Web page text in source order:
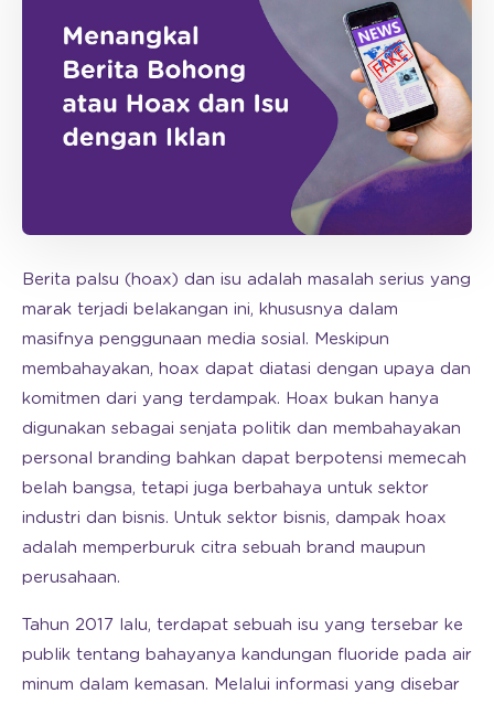
Berita palsu (hoax) dan isu adalah masalah serius yang
marak terjadi belakangan ini, khususnya dalam
masifnya penggunaan media sosial. Meskipun
membahayakan, hoax dapat diatasi dengan upaya dan
komitmen dari yang terdampak. Hoax bukan hanya
digunakan sebagai senjata politik dan membahayakan
personal branding bahkan dapat berpotensi memecah
belah bangsa, tetapi juga berbahaya untuk sektor
industri dan bisnis. Untuk sektor bisnis, dampak hoax
adalah memperburuk citra sebuah brand maupun
perusahaan.
Tahun 2017 lalu, terdapat sebuah isu yang tersebar ke
publik tentang bahayanya kandungan fluoride pada air
minum dalam kemasan. Melalui informasi yang disebar